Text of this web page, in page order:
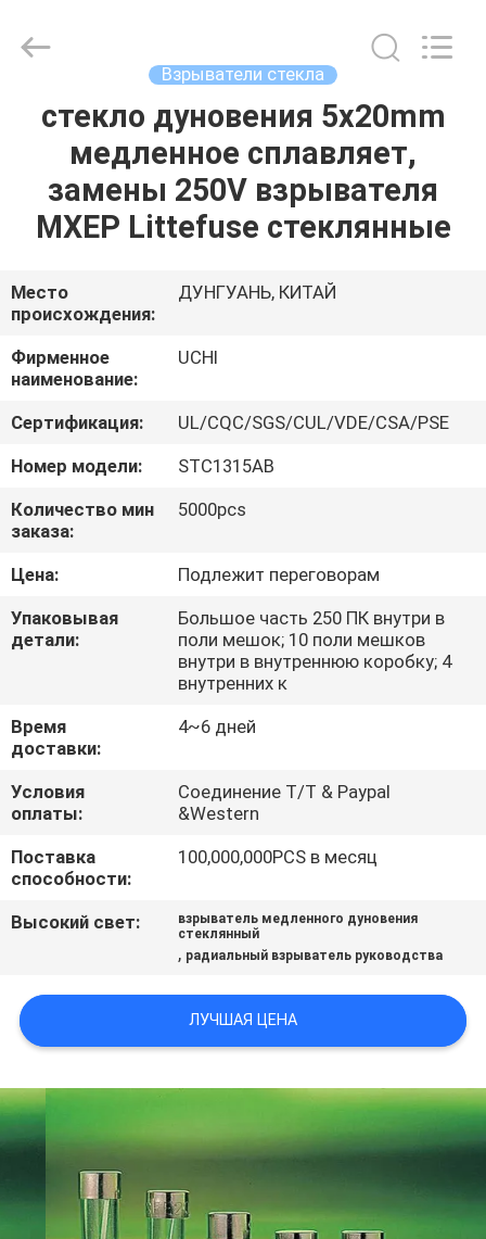
ДОМ
ПРОДУКТЫ
VR
О
НАС
ПУТЕШЕСТВИЕ
ФАБРИКИ
ПРОВЕРКА
КАЧЕСТВА
СВЯЖИТЕСЬ
МЫ
НОВОСТИ
СПРОСИТЕ
ЦИТАТУ
САЙТА
POLICY
Electronics
Co.,Ltd.
Взрыватели стекла
стекло дуновения 5x20mm
медленное сплавляет,
замены 250V взрывателя
MXEP Littefuse стеклянные
Место
происхождения:
ДУНГУАНЬ, КИТАЙ
Фирменное
наименование:
UCHI
Сертификация:
UL/CQC/SGS/CUL/VDE/CSA/PSE
Номер модели:
STC1315AB
Количество мин
заказа:
5000pcs
Цена:
Подлежит переговорам
Упаковывая
детали:
Большое часть 250 ПК внутри в
поли мешок; 10 поли мешков
внутри в внутреннюю коробку; 4
внутренних к
Время
доставки:
4~6 дней
Условия
оплаты:
Соединение T/T & Paypal
&Western
Поставка
способности:
100,000,000PCS в месяц
Высокий свет:
взрыватель медленного дуновения
стеклянный
, радиальный взрыватель руководства
ЛУЧШАЯ ЦЕНА